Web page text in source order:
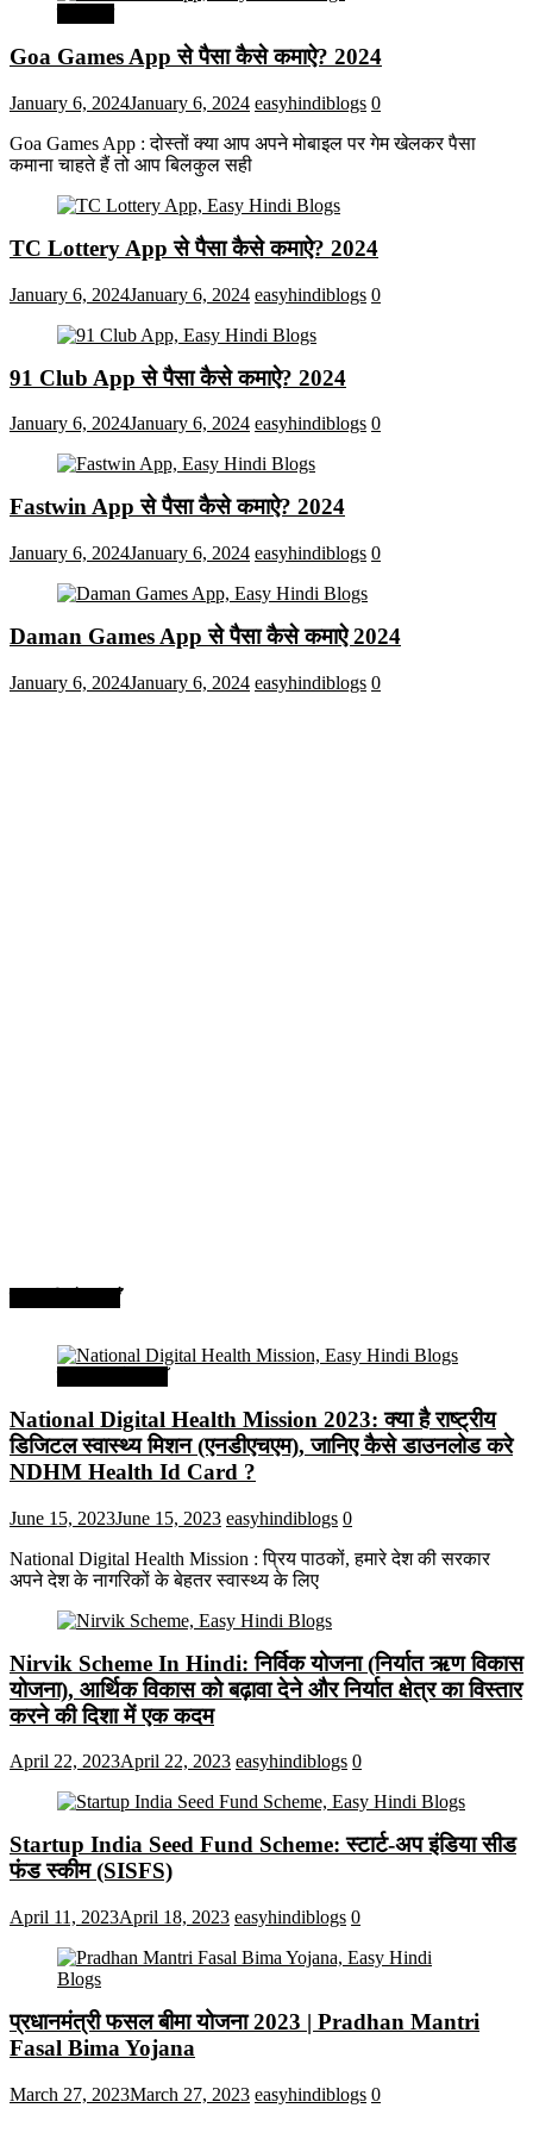
Goa Games App से पैसा कैसे कमाऐ? 2024
January 6, 2024January 6, 2024 easyhindiblogs 0
Goa Games App : दोस्तों क्या आप अपने मोबाइल पर गेम खेलकर पैसा
कमाना चाहते हैं तो आप बिलकुल सही
TC Lottery App से पैसा कैसे कमाऐ? 2024
January 6, 2024January 6, 2024 easyhindiblogs 0
91 Club App से पैसा कैसे कमाऐ? 2024
January 6, 2024January 6, 2024 easyhindiblogs 0
Fastwin App से पैसा कैसे कमाऐ? 2024
January 6, 2024January 6, 2024 easyhindiblogs 0
Daman Games App से पैसा कैसे कमाऐ 2024
January 6, 2024January 6, 2024 easyhindiblogs 0
National Digital Health Mission 2023: क्या है राष्ट्रीय
डिजिटल स्वास्थ्य मिशन (एनडीएचएम), जानिए कैसे डाउनलोड करे
NDHM Health Id Card ?
June 15, 2023June 15, 2023 easyhindiblogs 0
National Digital Health Mission : प्रिय पाठकों, हमारे देश की सरकार
अपने देश के नागरिकों के बेहतर स्वास्थ्य के लिए
Nirvik Scheme In Hindi: निर्विक योजना (निर्यात ऋण विकास
योजना), आर्थिक विकास को बढ़ावा देने और निर्यात क्षेत्र का विस्तार
करने की दिशा में एक कदम
April 22, 2023April 22, 2023 easyhindiblogs 0
Startup India Seed Fund Scheme: स्टार्ट-अप इंडिया सीड
फंड स्कीम (SISFS)
April 11, 2023April 18, 2023 easyhindiblogs 0
प्रधानमंत्री फसल बीमा योजना 2023 | Pradhan Mantri
Fasal Bima Yojana
March 27, 2023March 27, 2023 easyhindiblogs 0